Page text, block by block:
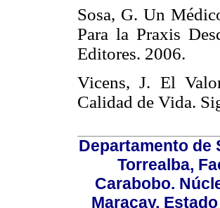
Sosa, G. Un
Para la Praxis
Editores. 2006.
Vicens, J. El
Calidad de Vida.
Departamento de
Torrealba,
Carabobo.
Maracay,